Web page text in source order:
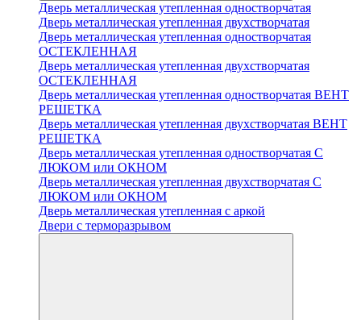
Дверь металлическая утепленная одностворчатая
Дверь металлическая утепленная двухстворчатая
Дверь металлическая утепленная одностворчатая
ОСТЕКЛЕННАЯ
Дверь металлическая утепленная двухстворчатая
ОСТЕКЛЕННАЯ
Дверь металлическая утепленная одностворчатая ВЕНТ
РЕШЕТКА
Дверь металлическая утепленная двухстворчатая ВЕНТ
РЕШЕТКА
Дверь металлическая утепленная одностворчатая С
ЛЮКОМ или ОКНОМ
Дверь металлическая утепленная двухстворчатая С
ЛЮКОМ или ОКНОМ
Дверь металлическая утепленная с аркой
Двери с терморазрывом